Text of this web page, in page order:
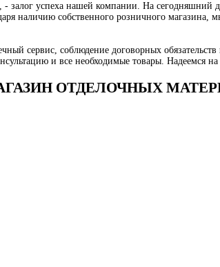
залог успеха нашей компании. На сегодняшний
наличию собственного розничного
сервис, соблюдение договорных
и все необходимые товары. Надеемся на
МАГАЗИН ОТДЕЛОЧНЫХ